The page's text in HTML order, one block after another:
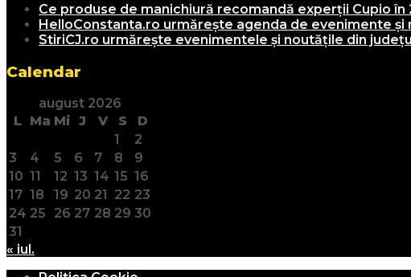
Ce produse de manichiură recomandă experții Cupio în
HelloConstanta.ro urmărește agenda de evenimente
StiriCJ.ro urmărește evenimentele și noutățile din
Calendar
august 2026
L Ma Mi J V S
D
1
2
3
4 5 6 7 8
9
10 11 12 13 14 15 16
17 18 19 20 21 22 23
24 25 26 27 28 29 30
31
« iul.